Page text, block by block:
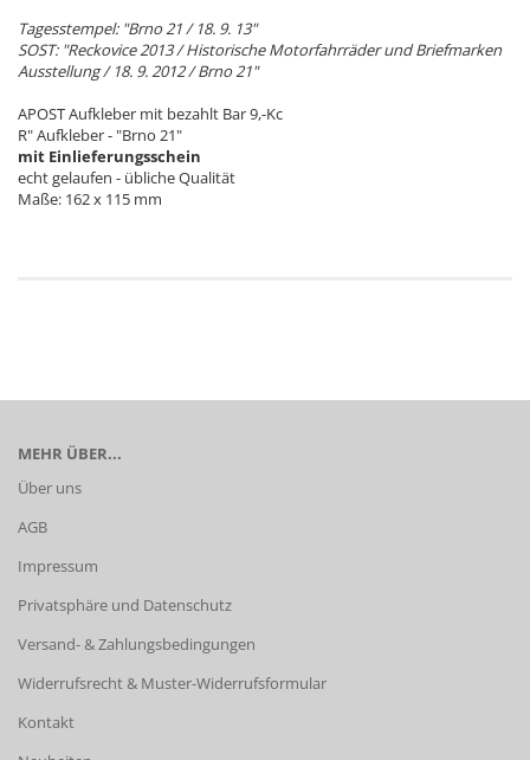
Tagesstempel: "Brno 21 / 18. 9. 13"
SOST: "Reckovice 2013 / Historische Motorfahrräder und Briefmarken
Ausstellung / 18. 9. 2012 / Brno 21"
APOST Aufkleber mit bezahlt Bar 9,-Kc
R" Aufkleber - "Brno 21"
mit Einlieferungsschein
echt gelaufen - übliche Qualität
Maße: 162 x 115 mm
MEHR ÜBER...
Über uns
AGB
Impressum
Privatsphäre und Datenschutz
Versand- & Zahlungsbedingungen
Widerrufsrecht & Muster-Widerrufsformular
Kontakt